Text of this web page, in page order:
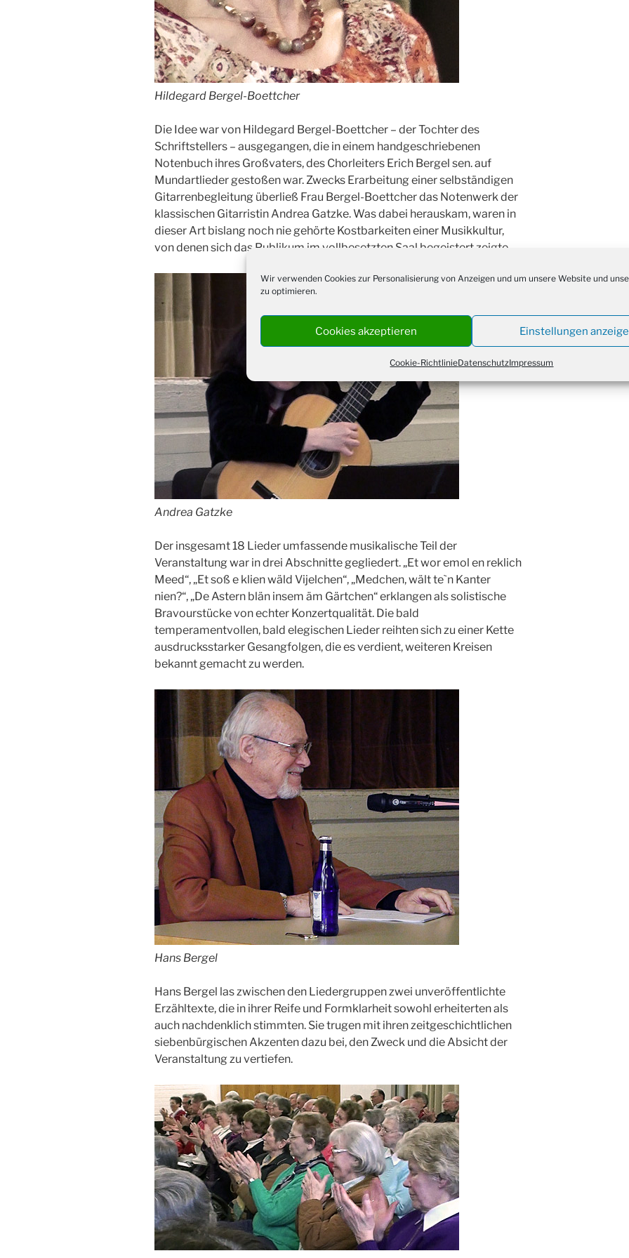
Wir verwenden Cookies zur Personalisierung von Anzeigen und um unsere Website und
zu optimieren.
Cookies akzeptieren Einstellungen
Cookie-RichtlinieDatenschutzImpressum
Hildegard Bergel-Boettcher
Die Idee war von Hildegard Bergel-Boettcher – der Tochter des
Schriftstellers – ausgegangen, die in einem handgeschriebenen
Notenbuch ihres Großvaters, des Chorleiters Erich Bergel sen. auf
Mundartlieder gestoßen war. Zwecks Erarbeitung einer selbständigen
Gitarrenbegleitung überließ Frau Bergel-Boettcher das Notenwerk der
klassischen Gitarristin Andrea Gatzke. Was dabei herauskam, waren in
dieser Art bislang noch nie gehörte Kostbarkeiten einer Musikkultur,
von denen sich das Publikum im vollbesetzten Saal begeistert zeigte.
Andrea Gatzke
Der insgesamt 18 Lieder umfassende musikalische Teil der
Veranstaltung war in drei Abschnitte gegliedert. „Et wor emol en reklich
Meed“, „Et soß e klien wäld Vijelchen“, „Medchen, wält te`n Kanter
nien?“, „De Astern blän insem äm Gärtchen“ erklangen als solistische
Bravourstücke von echter Konzertqualität. Die bald
temperamentvollen, bald elegischen Lieder reihten sich zu einer Kette
ausdrucksstarker Gesangfolgen, die es verdient, weiteren Kreisen
bekannt gemacht zu werden.
Hans Bergel
Hans Bergel las zwischen den Liedergruppen zwei unveröffentlichte
Erzähltexte, die in ihrer Reife und Formklarheit sowohl erheiterten als
auch nachdenklich stimmten. Sie trugen mit ihren zeitgeschichtlichen
siebenbürgischen Akzenten dazu bei, den Zweck und die Absicht der
Veranstaltung zu vertiefen.
24.12.